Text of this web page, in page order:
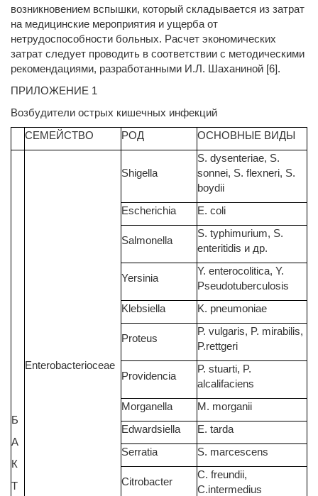
возникновением вспышки, который складывается из затрат
на медицинские мероприятия и ущерба от
нетрудоспособности больных. Расчет экономических
затрат следует проводить в соответствии с методическими
рекомендациями, разработанными И.Л. Шаханиной [6].
ПРИЛОЖЕНИЕ 1
Возбудители острых кишечных инфекций
СEМЕЙСТВО
РОД ОСНОВНЫЕ ВИДЫ
Б
А
К
Т
Enterobacterioceae
Shigella
S. dysenteriae, S.
sonnei, S. flexneri, S.
boydii
Escherichia
E. coli
Salmonella
S. typhimurium, S.
enteritidis и др.
Yersinia
Y. enterocolitica, Y.
Pseudotuberculosis
Klebsiella
K. pneumoniae
Proteus
P. vulgaris, P. mirabilis,
P.rettgeri
Providencia
P. stuarti, P.
alcalifaciens
Morganella
M. morganii
Edwardsiella
E. tarda
Serratia
S. marcescens
Citrobacter
C. freundii,
C.intermedius